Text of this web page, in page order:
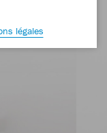
légales